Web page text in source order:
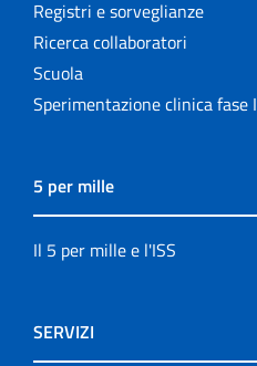
Registri e sorveglianze
Ricerca collaboratori
Scuola
Sperimentazione clinica fase I
5 per mille
Il 5 per mille e l'ISS
SERVIZI